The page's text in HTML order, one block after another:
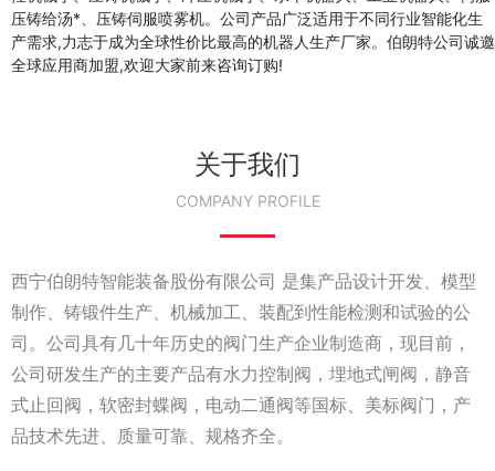
压铸给汤*、压铸伺服喷雾机。公司产品广泛适用于不同行业智能化生
产需求,力志于成为全球性价比最高的机器人生产厂家。伯朗特公司诚邀
全球应用商加盟,欢迎大家前来咨询订购!
关于我们
COMPANY PROFILE
西宁伯朗特智能装备股份有限公司 是集产品设计开发、模型
制作、铸锻件生产、机械加工、装配到性能检测和试验的公
司。公司具有几十年历史的阀门生产企业制造商，现目前，
公司研发生产的主要产品有水力控制阀，埋地式闸阀，静音
式止回阀，软密封蝶阀，电动二通阀等国标、美标阀门，产
品技术先进、质量可靠、规格齐全。